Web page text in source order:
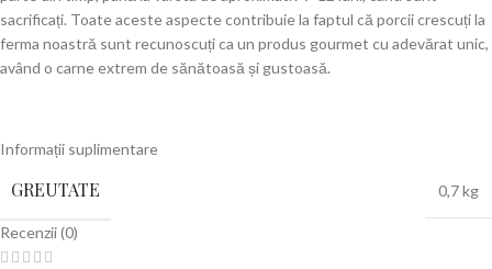
sacrificați. Toate aceste aspecte contribuie la faptul că porcii crescuți la
ferma noastră sunt recunoscuți ca un produs gourmet cu adevărat unic,
având o carne extrem de sănătoasă și gustoasă.
Informații suplimentare
GREUTATE 0,7 kg
Recenzii (0)